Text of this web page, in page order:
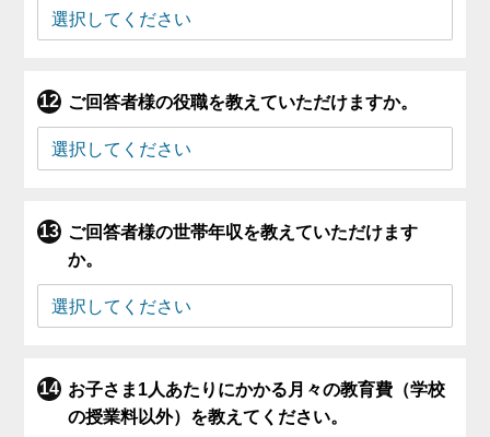
ご回答者様の役職を教えていただけますか。
ご回答者様の世帯年収を教えていただけます
か。
お子さま1人あたりにかかる月々の教育費（学校
の授業料以外）を教えてください。